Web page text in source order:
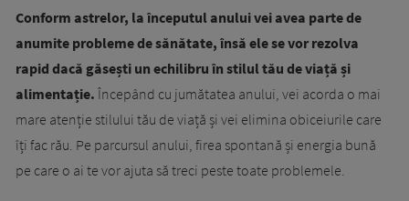
Conform astrelor, la începutul anului vei avea parte de
anumite probleme de sănătate, însă ele se vor rezolva
rapid dacă găsești un echilibru în stilul tău de viață și
alimentație. Începând cu jumătatea anului, vei acorda o mai
mare atenție stilului tău de viață și vei elimina obiceiurile care
îți fac rău. Pe parcursul anului, firea spontană și energia bună
pe care o ai te vor ajuta să treci peste toate problemele.